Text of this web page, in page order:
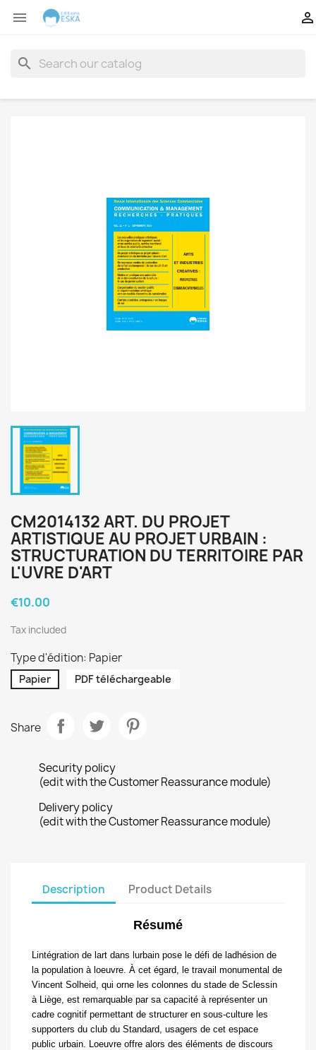
 
search
CM2014132 ART. DU PROJET
ARTISTIQUE AU PROJET URBAIN :
STRUCTURATION DU TERRITOIRE PAR
L'UVRE D'ART
€10.00
Tax included
Type d'édition: Papier
Papier PDF téléchargeable
Share
Security policy
(edit with the Customer Reassurance module)
Delivery policy
(edit with the Customer Reassurance module)
Description Product Details
Résumé
Lintégration de lart dans lurbain pose le défi de ladhésion de
la population à loeuvre. À cet égard, le travail monumental de
Vincent Solheid, qui orne les colonnes du stade de Sclessin
à Liège, est remarquable par sa capacité à représenter un
cadre cognitif permettant de structurer en sous-culture les
supporters du club du Standard, usagers de cet espace
public urbain. Loeuvre offre alors des éléments de discours